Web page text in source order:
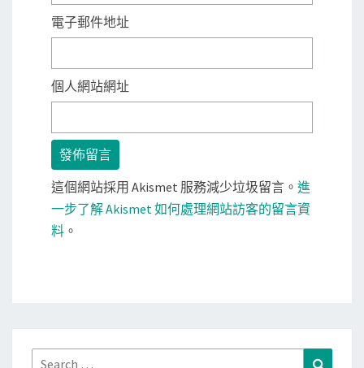
電子郵件地址
個人網站網址
這個網站採用 Akismet 服務減少垃圾留言。 進
一步了解 Akismet 如何處理網站訪客的留言資
料 。
Search